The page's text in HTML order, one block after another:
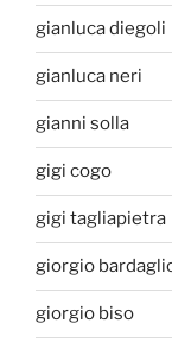
gianluca diegoli
gianluca neri
gianni solla
gigi cogo
gigi tagliapietra
giorgio
giorgio biso